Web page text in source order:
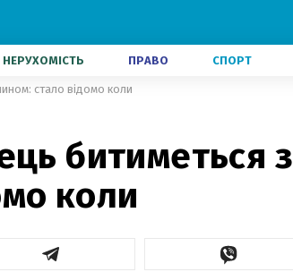
НЕРУХОМІСТЬ ПРАВО СПОРТ
стало відомо коли
битиметься з
коли